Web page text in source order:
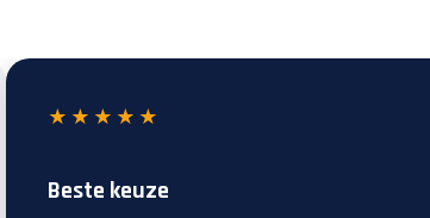
★★★★★
Beste keuze